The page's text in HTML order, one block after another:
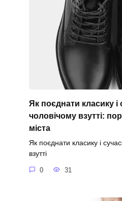
Як поєднати класику і
чоловічому взутті:
міста
Як поєднати класику і
взутті
0 31